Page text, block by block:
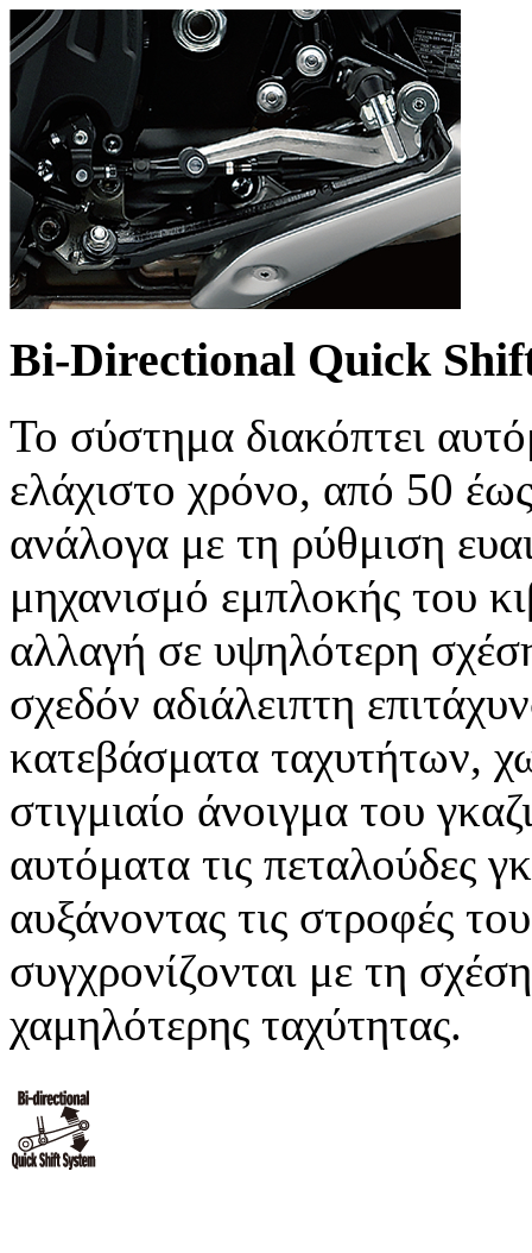
Bi-Directional Quick
Το σύστημα διακόπτει
ελάχιστο χρόνο, από 50
ανάλογα με τη ρύθμιση
μηχανισμό εμπλοκής του
αλλαγή σε υψηλότερη
σχεδόν αδιάλειπτη
κατεβάσματα ταχυτήτων,
στιγμιαίο άνοιγμα του
αυτόματα τις πεταλούδες
αυξάνοντας τις στροφές
συγχρονίζονται με τη
χαμηλότερης ταχύτητας.